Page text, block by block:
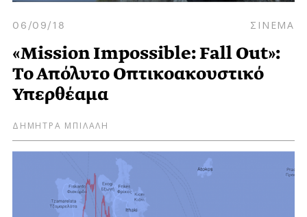
06/09/18 ΣΙΝΕΜΑ
«Mission Impossible: Fall Out»:
Το Απόλυτο Οπτικοακουστικό
Υπερθέαμα
ΔΗΜΗΤΡΑ ΜΠΙΛΑΛΗ